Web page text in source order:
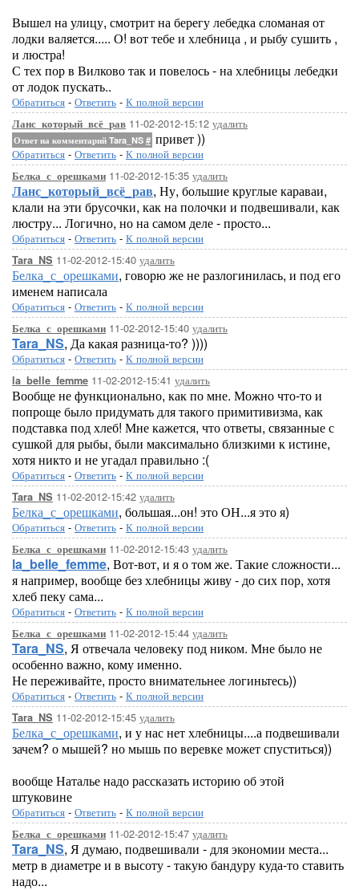
Вышел на улицу, смотрит на берегу лебедка сломаная от
лодки валяется..... О! вот тебе и хлебница , и рыбу сушить ,
и люстра!
С тех пор в Вилково так и повелось - на хлебницы лебедки
от лодок пускать..
Обратиться - Ответить - К полной версии
Ланс_который_всё_рав 11-02-2012-15:12 удалить
Ответ на комментарий Tara_NS # привет ))
Обратиться - Ответить - К полной версии
Белка_с_орешками 11-02-2012-15:35 удалить
Ланс_который_всё_рав, Ну, большие круглые караваи,
клали на эти брусочки, как на полочки и подвешивали, как
люстру... Логично, но на самом деле - просто...
Обратиться - Ответить - К полной версии
Tara_NS 11-02-2012-15:40 удалить
Белка_с_орешками, говорю же не разлогинилась, и под его
именем написала
Обратиться - Ответить - К полной версии
Белка_с_орешками 11-02-2012-15:40 удалить
Tara_NS, Да какая разница-то? ))))
Обратиться - Ответить - К полной версии
la_belle_femme 11-02-2012-15:41 удалить
Вообще не функционально, как по мне. Можно что-то и
попроще было придумать для такого примитивизма, как
подставка под хлеб! Мне кажется, что ответы, связанные с
сушкой для рыбы, были максимально близкими к истине,
хотя никто и не угадал правильно :(
Обратиться - Ответить - К полной версии
Tara_NS 11-02-2012-15:42 удалить
Белка_с_орешками, большая...он! это ОН...я это я)
Обратиться - Ответить - К полной версии
Белка_с_орешками 11-02-2012-15:43 удалить
la_belle_femme, Вот-вот, и я о том же. Такие сложности...
я например, вообще без хлебницы живу - до сих пор, хотя
хлеб пеку сама...
Обратиться - Ответить - К полной версии
Белка_с_орешками 11-02-2012-15:44 удалить
Tara_NS, Я отвечала человеку под ником. Мне было не
особенно важно, кому именно.
Не переживайте, просто внимательнее логиньтесь))
Обратиться - Ответить - К полной версии
Tara_NS 11-02-2012-15:45 удалить
Белка_с_орешками, и у нас нет хлебницы....а подвешивали
зачем? о мышей? но мышь по веревке может спуститься))
вообще Наталье надо рассказать историю об этой
штуковине
Обратиться - Ответить - К полной версии
Белка_с_орешками 11-02-2012-15:47 удалить
Tara_NS, Я думаю, подвешивали - для экономии места...
метр в диаметре и в высоту - такую бандуру куда-то ставить
надо...